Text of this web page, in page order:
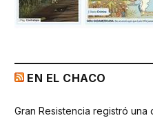
EN EL CHACO
Gran Resistencia registró una